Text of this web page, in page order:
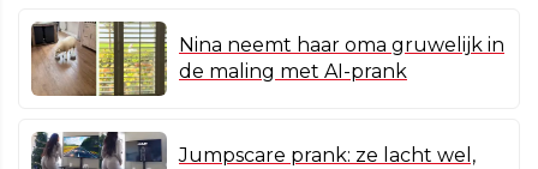
Nina neemt haar oma gruwelijk in
de maling met AI-prank
Jumpscare prank: ze lacht wel,